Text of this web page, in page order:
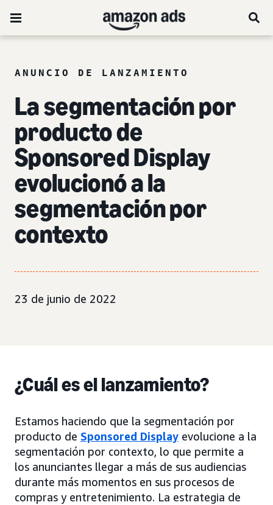
ANUNCIO DE LANZAMIENTO
La segmentación por
producto de
Sponsored Display
evolucionó a la
segmentación por
contexto
23 de junio de 2022
¿Cuál es el lanzamiento?
Estamos haciendo que la segmentación por
producto de Sponsored Display evolucione a la
segmentación por contexto, lo que permite a
los anunciantes llegar a más de sus audiencias
durante más momentos en sus procesos de
compras y entretenimiento. La estrategia de